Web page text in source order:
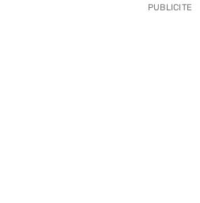
PUBLICITE